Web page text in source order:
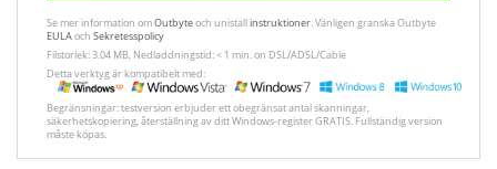
Se mer information omOutbyteoch unistallinstruktioner. Vänligen granska Outbyte
EULAoch Sekretesspolicy
Filstorlek: 3.04 MB, Nedladdningstid: < 1 min. on DSL/ADSL/Cable
Detta verktyg är kompatibelt med:
Begränsningar: testversion erbjuder ett obegränsat antal skanningar,
säkerhetskopiering, återställning av ditt Windows-register GRATIS. Fullständig version
måste köpas.